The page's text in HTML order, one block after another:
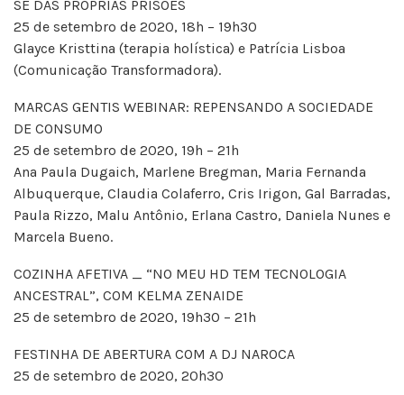
SE DAS PRÓPRIAS PRISÕES
25 de setembro de 2020, 18h – 19h30
Glayce Kristtina (terapia holística) e Patrícia Lisboa
(Comunicação Transformadora).
MARCAS GENTIS WEBINAR: REPENSANDO A SOCIEDADE
DE CONSUMO
25 de setembro de 2020, 19h – 21h
Ana Paula Dugaich, Marlene Bregman, Maria Fernanda
Albuquerque, Claudia Colaferro, Cris Irigon, Gal Barradas,
Paula Rizzo, Malu Antônio, Erlana Castro, Daniela Nunes e
Marcela Bueno.
COZINHA AFETIVA _ “NO MEU HD TEM TECNOLOGIA
ANCESTRAL”, COM KELMA ZENAIDE
25 de setembro de 2020, 19h30 – 21h
FESTINHA DE ABERTURA COM A DJ NAROCA
25 de setembro de 2020, 20h30